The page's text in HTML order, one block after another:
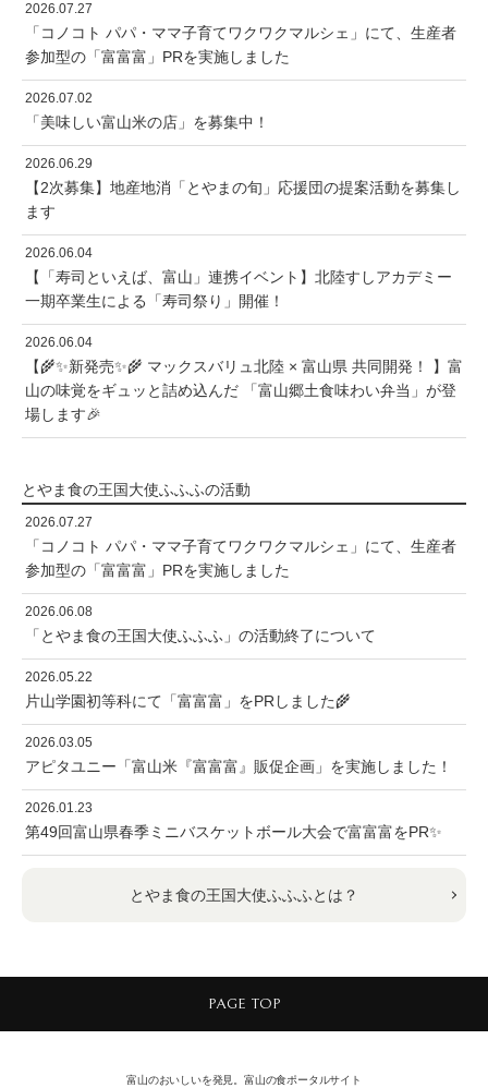
2026.07.27
「コノコト パパ・ママ子育てワクワクマルシェ」にて、生産者
参加型の「富富富」PRを実施しました
2026.07.02
「美味しい富山米の店」を募集中！
2026.06.29
【2次募集】地産地消「とやまの旬」応援団の提案活動を募集し
ます
2026.06.04
【「寿司といえば、富山」連携イベント】北陸すしアカデミー
一期卒業生による「寿司祭り」開催！
2026.06.04
【🌾✨新発売✨🌾 マックスバリュ北陸 × 富山県 共同開発！ 】富
山の味覚をギュッと詰め込んだ 「富山郷土食味わい弁当」が登
場します🎉
とやま食の王国大使ふふふの活動
2026.07.27
「コノコト パパ・ママ子育てワクワクマルシェ」にて、生産者
参加型の「富富富」PRを実施しました
2026.06.08
「とやま食の王国大使ふふふ」の活動終了について
2026.05.22
片山学園初等科にて「富富富」をPRしました🌾
2026.03.05
アピタユニー「富山米『富富富』販促企画」を実施しました！
2026.01.23
第49回富山県春季ミニバスケットボール大会で富富富をPR✨
とやま食の王国大使ふふふとは？
PAGE TOP
富山のおいしいを発見。富山の食ポータルサイト